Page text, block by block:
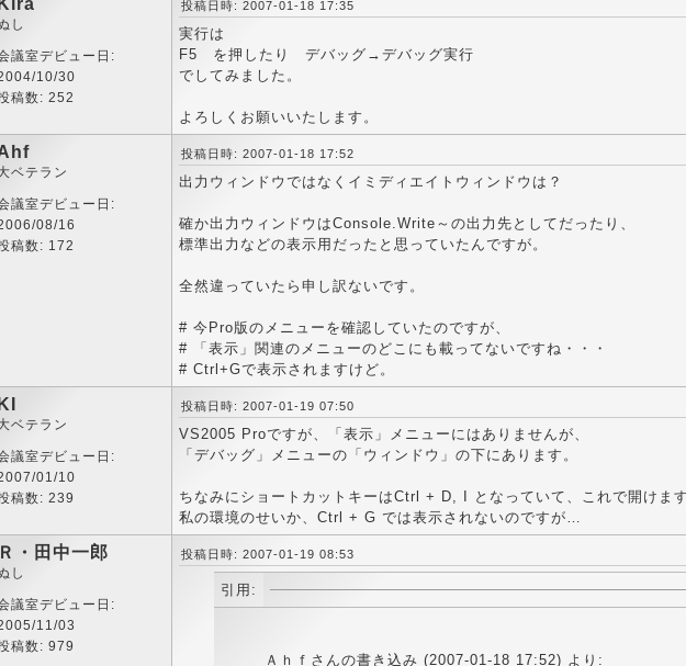
Kira
し
議室デビュー日:
10/30
稿数: 252
投稿日時: 2007-01-18 17:35
実行は
F5 を押したり デバッグ→デバッグ実行
でしてみました。
よろしくお願いいたします。
ベテラン
議室デビュー日:
08/16
稿数: 172
投稿日時: 2007-01-18 17:52
出力ウィンドウではなくイミディエイトウィンドウは？
確か出力ウィンドウはConsole.Write～の出力先としてだったり、
標準出力などの表示用だったと思っていたんですが。
全然違っていたら申し訳ないです。
# 今Pro版のメニューを確認していたのですが、
# 「表示」関連のメニューのどこにも載ってないですね・・・
# Ctrl+Gで表示されますけど。
KI
ベテラン
議室デビュー日:
01/10
稿数: 239
投稿日時: 2007-01-19 07:50
VS2005 Proですが、「表示」メニューにはありませんが、
「デバッグ」メニューの「ウィンドウ」の下にあります。
ちなみにショートカットキーはCtrl + D, I となっていて、これで開けま
私の環境のせいか、Ctrl + G では表示されないのですが…
Ｒ・田中一郎
し
議室デビュー日:
11/03
稿数: 979
投稿日時: 2007-01-19 08:53
引用:
Ａｈｆさんの書き込み (2007-01-18 17:52) より: